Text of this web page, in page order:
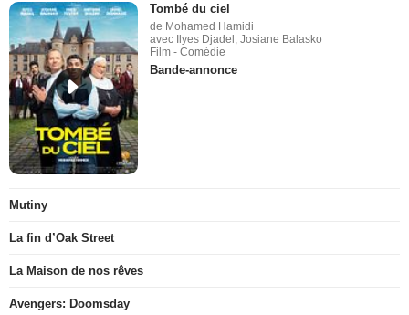
Tombé du ciel
de Mohamed Hamidi
avec Ilyes Djadel, Josiane Balasko
Film - Comédie
Bande-annonce
Mutiny
La fin d’Oak Street
La Maison de nos rêves
Avengers: Doomsday